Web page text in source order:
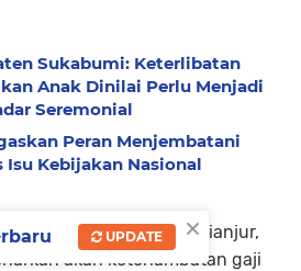
Sukabumi: Keterlibatan
Anak Dinilai Perlu Menjadi
Seremonial
Peran Menjembatani
Isu Kebijakan Nasional
Disdikpora Kabupaten Cianjur,
akan keterlambatan gaji
×
UPDATE